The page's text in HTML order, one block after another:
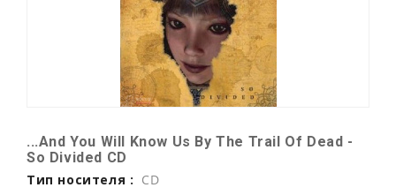
...And You Will Know Us By The Trail Of Dead -
So Divided CD
Тип носителя : CD